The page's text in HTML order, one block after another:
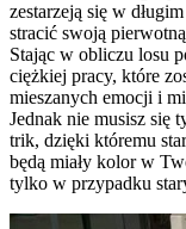
zestarzeją się w
stracić swoją
Stając w obliczu losu
ciężkiej pracy, które
mieszanych emocji i
Jednak nie musisz się
trik, dzięki któremu
będą miały kolor w
tylko w przypadku